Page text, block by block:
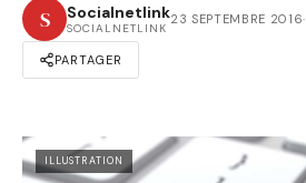
S Socialnetlink
SOCIALNETLINK
23 SEPTEMBRE 2016·
PARTAGER
ILLUSTRATION